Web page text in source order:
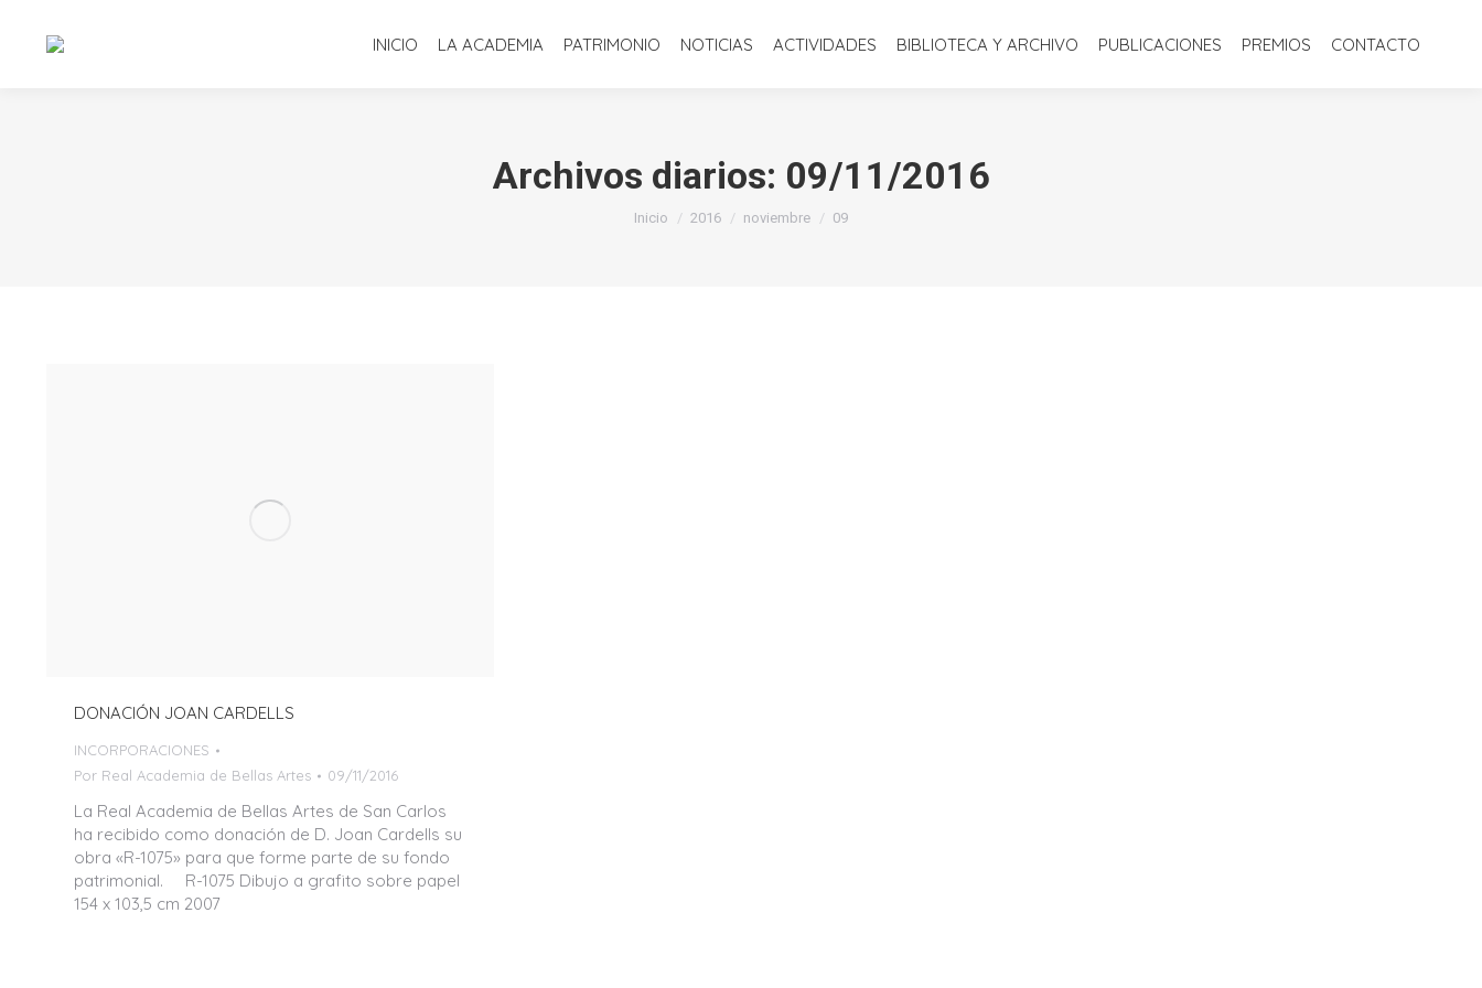
INICIO LA ACADEMIA PATRIMONIO NOTICIAS ACTIVIDADES BIBLIOTECA Y ARCHIVO PUBLICACIONES PREMIOS CONTACTO
Archivos diarios: 09/11/2016
Estás aquí:
Inicio 2016 noviembre 09
DONACIÓN JOAN CARDELLS
INCORPORACIONES
Por Real Academia de Bellas Artes 09/11/2016
La Real Academia de Bellas Artes de San Carlos
ha recibido como donación de D. Joan Cardells su
obra «R-1075» para que forme parte de su fondo
patrimonial. R-1075 Dibujo a grafito sobre papel
154 x 103,5 cm 2007
INICIO LA ACADEMIA PATRIMONIO NOTICIAS ACTIVIDADES BIBLIOTECA Y ARCHIVO PUBLICACIONES PREMIOS